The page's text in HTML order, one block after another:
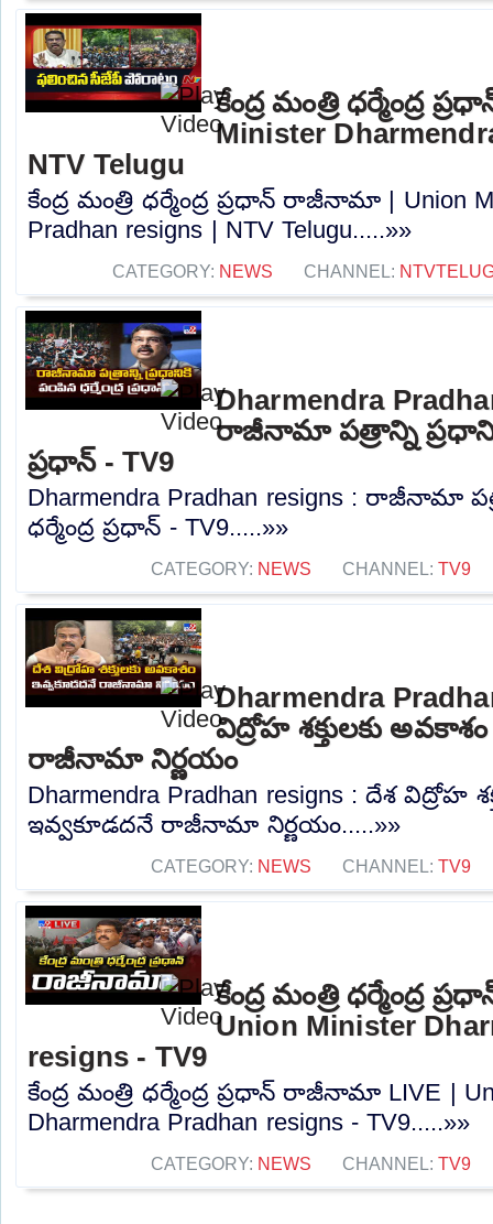
కేంద్ర మంత్రి ధర్మేంద్ర
Minister
NTV Telugu
కేంద్ర మంత్రి ధర్మేంద్ర ప్రధాన్‌ రాజీనామా | Union
Pradhan resigns | NTV Telugu.....»»
CATEGORY: NEWS CHANNEL:
Dharmendra
రాజీనామా పత్రాన్ని ప్రధానికి
ప్రధాన్ - TV9
Dharmendra Pradhan resigns : రాజీనామా
ధర్మేంద్ర ప్రధాన్ - TV9.....»»
CATEGORY: NEWS CHANNEL: TV9
Dharmendra
విద్రోహ శక్తులకు
రాజీనామా నిర్ణయం
Dharmendra Pradhan resigns : దేశ విద్రోహ
ఇవ్వకూడదనే రాజీనామా నిర్ణయం.....»»
CATEGORY: NEWS CHANNEL: TV9
కేంద్ర మంత్రి ధర్మేంద్ర
Union Minister
resigns - TV9
కేంద్ర మంత్రి ధర్మేంద్ర ప్రధాన్‌ రాజీనామా LIVE |
Dharmendra Pradhan resigns - TV9.....»»
CATEGORY: NEWS CHANNEL: TV9